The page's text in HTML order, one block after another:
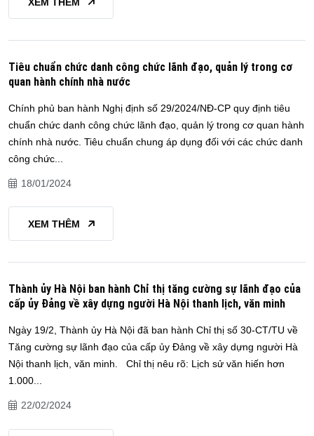
Tiêu chuẩn chức danh công chức lãnh đạo, quản lý trong cơ
quan hành chính nhà nước
Chính phủ ban hành Nghị định số 29/2024/NĐ-CP quy định tiêu
chuẩn chức danh công chức lãnh đạo, quản lý trong cơ quan hành
chính nhà nước. Tiêu chuẩn chung áp dụng đối với các chức danh
công chức...
18/01/2024
XEM THÊM
Thành ủy Hà Nội ban hành Chỉ thị tăng cường sự lãnh đạo của
cấp ủy Đảng về xây dựng người Hà Nội thanh lịch, văn minh
Ngày 19/2, Thành ủy Hà Nội đã ban hành Chỉ thị số 30-CT/TU về
Tăng cường sự lãnh đạo của cấp ủy Đảng về xây dựng người Hà
Nội thanh lịch, văn minh. Chỉ thị nêu rõ: Lịch sử văn hiến hơn
1.000...
22/02/2024